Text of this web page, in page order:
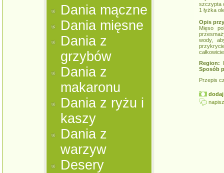
Dania mączne
Dania mięsne
Dania z
grzybów
Dania z
makaronu
Dania z ryżu i
kaszy
Dania z
warzyw
Desery
szczypta
1 łyżka
Opis
Mięso
wody,
Region:
Sposób
Przepis